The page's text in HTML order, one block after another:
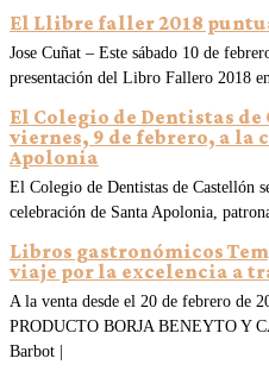
El Llibre faller 2018
Jose Cuñat – Este sábado 10 de
presentación del Libro Fallero 2018
El Colegio de Dentistas de
viernes, 9 de febrero, a la
Apolonia
El Colegio de Dentistas de Castellón
celebración de Santa Apolonia,
Libros gastronómicos
viaje por la excelencia a
A la venta desde el 20 de febrero de
PRODUCTO BORJA BENEYTO Y
Barbot |